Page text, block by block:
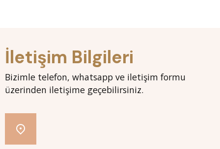
İletişim Bilgileri
Bizimle telefon, whatsapp ve iletişim formu
üzerinden iletişime geçebilirsiniz.